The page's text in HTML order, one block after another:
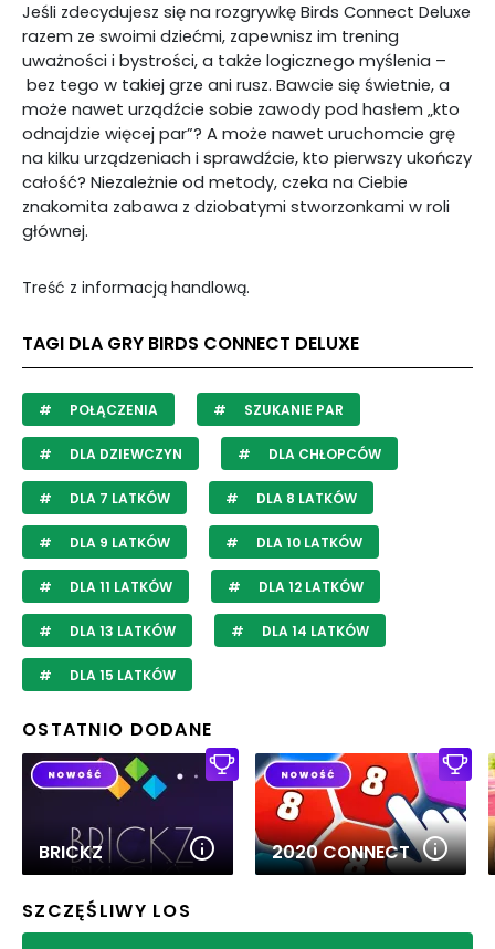
Jeśli zdecydujesz się na rozgrywkę Birds Connect Deluxe
razem ze swoimi dziećmi, zapewnisz im trening
uważności i bystrości, a także logicznego myślenia –
bez tego w takiej grze ani rusz. Bawcie się świetnie, a
może nawet urządźcie sobie zawody pod hasłem „kto
odnajdzie więcej par”? A może nawet uruchomcie grę
na kilku urządzeniach i sprawdźcie, kto pierwszy ukończy
całość? Niezależnie od metody, czeka na Ciebie
znakomita zabawa z dziobatymi stworzonkami w roli
głównej.
Treść z informacją handlową.
TAGI DLA GRY BIRDS CONNECT DELUXE
POŁĄCZENIA SZUKANIE PAR
DLA DZIEWCZYN DLA CHŁOPCÓW
DLA 7 LATKÓW DLA 8 LATKÓW
DLA 9 LATKÓW DLA 10 LATKÓW
DLA 11 LATKÓW DLA 12 LATKÓW
DLA 13 LATKÓW DLA 14 LATKÓW
DLA 15 LATKÓW
OSTATNIO DODANE
BRICKZ 2020 CONNECT
SZCZĘŚLIWY LOS